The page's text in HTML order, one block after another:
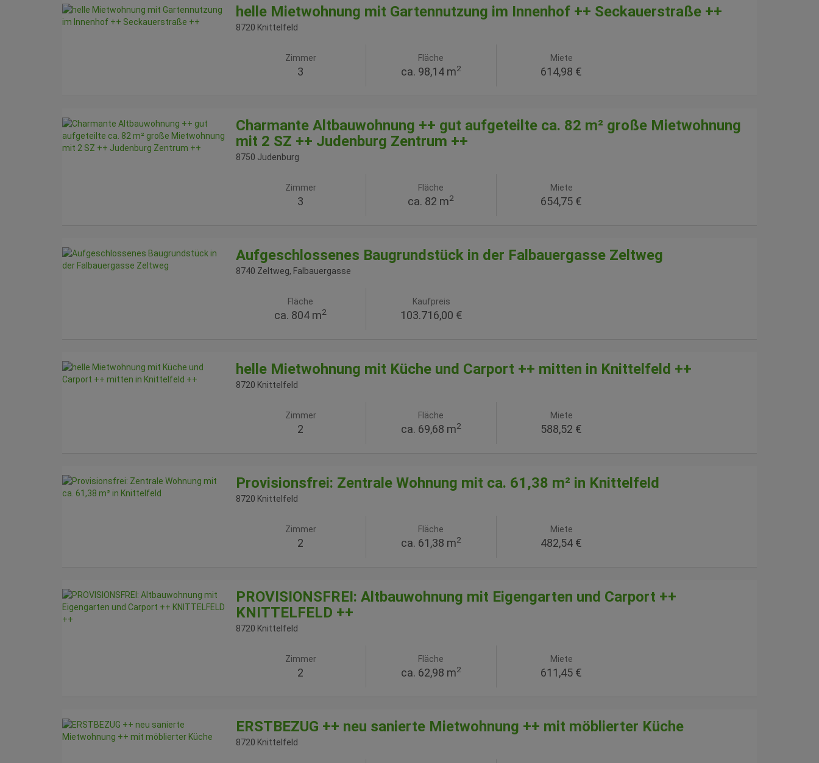
helle Mietwohnung mit Gartennutzung im Innenhof ++ Seckauerstraße ++
8720 Knittelfeld
Zimmer
3
Fläche
ca. 98,14 m2
Miete
614,98 €
Charmante Altbauwohnung ++ gut aufgeteilte ca. 82 m² große Mietwohnung
mit 2 SZ ++ Judenburg Zentrum ++
8750 Judenburg
Zimmer
3
Fläche
ca. 82 m2
Miete
654,75 €
Aufgeschlossenes Baugrundstück in der Falbauergasse Zeltweg
8740 Zeltweg, Falbauergasse
Fläche
ca. 804 m2
Kaufpreis
103.716,00 €
helle Mietwohnung mit Küche und Carport ++ mitten in Knittelfeld ++
8720 Knittelfeld
Zimmer
2
Fläche
ca. 69,68 m2
Miete
588,52 €
Provisionsfrei: Zentrale Wohnung mit ca. 61,38 m² in Knittelfeld
8720 Knittelfeld
Zimmer
2
Fläche
ca. 61,38 m2
Miete
482,54 €
PROVISIONSFREI: Altbauwohnung mit Eigengarten und Carport ++
KNITTELFELD ++
8720 Knittelfeld
Zimmer
2
Fläche
ca. 62,98 m2
Miete
611,45 €
ERSTBEZUG ++ neu sanierte Mietwohnung ++ mit möblierter Küche
8720 Knittelfeld